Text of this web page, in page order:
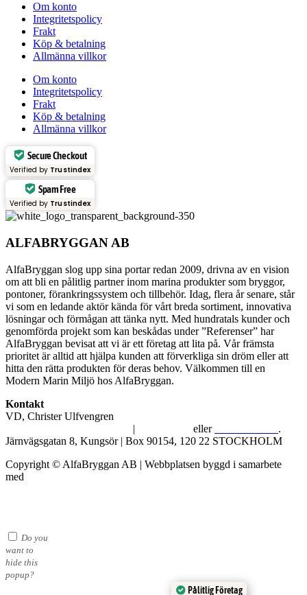
Om konto
Integritetspolicy
Frakt
Köp & betalning
Allmänna villkor
Om konto
Integritetspolicy
Frakt
Köp & betalning
Allmänna villkor
Secure Checkout
Verified by Trustindex
Spam Free
Verified by Trustindex
ALFABRYGGAN AB
AlfaBryggan slog upp sina portar redan 2009, drivna av en vision
om att bli en pålitlig partner inom marina produkter som bryggor,
pontoner, förankringssystem och tillbehör. Idag, flera år senare, står
vi som en ledande aktör kända för vårt breda sortiment, innovativa
lösningar och förmågan att tänka nytt. Med hundratals kunder och
genomförda projekt som kan beskådas under ”Referenser” har
AlfaBryggan bevisat att vi är ett företag att lita på. Vår främsta
prioritet är alltid att hjälpa kunden att förverkliga sin dröm eller att
hitta den rätta produkten för deras behov. Välkommen till en
Modern Marin Miljö hos AlfaBryggan.
Kontakt
VD, Christer Ulfvengren
| eller
.
Järnvägsgatan 8, Kungsör | Box 90154, 120 22 STOCKHOLM
Copyright © AlfaBryggan AB | Webbplatsen byggd i samarbete
med
Do you
want to
hide this
popup?
Pålitlig Företag